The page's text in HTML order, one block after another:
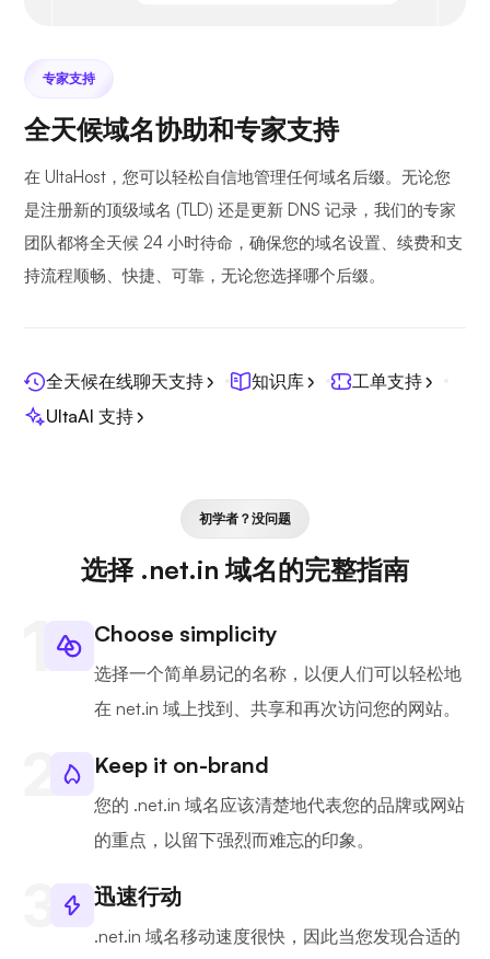
专家支持
全天候域名协助和专家支持
在 UltaHost，您可以轻松自信地管理任何域名后缀。无论您
是注册新的顶级域名 (TLD) 还是更新 DNS 记录，我们的专家
团队都将全天候 24 小时待命，确保您的域名设置、续费和支
持流程顺畅、快捷、可靠，无论您选择哪个后缀。
全天候在线聊天支持 知识库
工单支持
UltaAI 支持
初学者？没问题
选择 .net.in 域名的完整指南
Choose simplicity
选择一个简单易记的名称，以便人们可以轻松地
在 net.in 域上找到、共享和再次访问您的网站。
Keep it on-brand
您的 .net.in 域名应该清楚地代表您的品牌或网站
的重点，以留下强烈而难忘的印象。
迅速行动
.net.in 域名移动速度很快，因此当您发现合适的